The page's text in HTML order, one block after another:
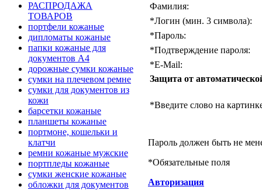
РАСПРОДАЖА
ТОВАРОВ
портфели кожаные
дипломаты кожаные
папки кожаные для
документов А4
дорожные сумки кожаные
сумки на плечевом ремне
сумки для документов из
кожи
барсетки кожаные
планшеты кожаные
портмоне, кошельки и
клатчи
ремни кожаные мужские
портпледы кожаные
сумки женские кожаные
обложки для документов
Фамилия:
*Логин (мин. 3 символа):
*Пароль:
*Подтверждение пароля:
*E-Mail:
Защита от
*Введите слово на
Пароль должен быть не
*Обязательные поля
Авторизация